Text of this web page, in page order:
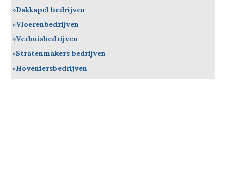
Dakkapel bedrijven
Vloerenbedrijven
Verhuisbedrijven
Stratenmakers bedrijven
Hoveniersbedrijven